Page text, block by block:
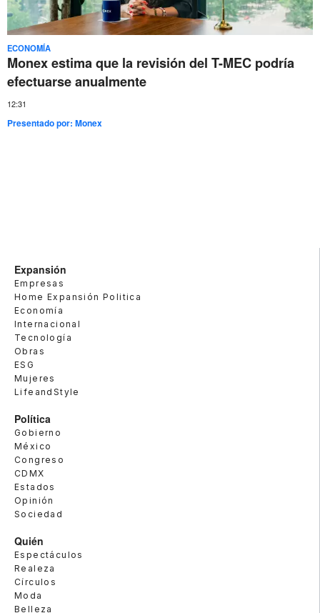
ECONOMÍA
Monex estima que la revisión del T-MEC podría
efectuarse anualmente
12:31
Presentado por:Monex
Expansión
Empresas
Home Expansión Politica
Economía
Internacional
Tecnología
Obras
ESG
Mujeres
LifeandStyle
Política
Gobierno
México
Congreso
CDMX
Estados
Opinión
Sociedad
Quién
Espectáculos
Realeza
Círculos
Moda
Belleza